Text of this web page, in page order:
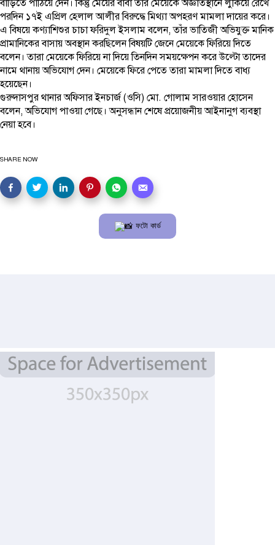
বাড়িতে পাঠিয়ে দেন। কিন্তু মেয়ের বাবা তার মেয়েকে অজ্ঞাতস্থানে লুকিয়ে রেখে
পরদিন ১৭ই এপ্রিল হেলাল আলীর বিরুদ্ধে মিথ্যা অপহরণ মামলা দায়ের করে।
এ বিষয়ে কণ্যাশিশুর চাচা ফরিদুল ইসলাম বলেন, তাঁর ভাতিজী অভিযুক্ত মানিক
প্রামানিকের বাসায় অবস্থান করছিলেন বিষয়টি জেনে মেয়েকে ফিরিয়ে দিতে
বলেন। তারা মেয়েকে ফিরিয়ে না দিয়ে তিনদিন সময়ক্ষেপন করে উল্টো তাদের
নামে থানায় অভিযোগ দেন। মেয়েকে ফিরে পেতে তারা মামলা দিতে বাধ্য
হয়েছেন।
গুরুদাসপুর থানার অফিসার ইনচার্জ (ওসি) মো. গোলাম সারওয়ার হোসেন
বলেন, অভিযোগ পাওয়া গেছে। অনুসন্ধান শেষে প্রয়োজনীয় আইনানুগ ব্যবস্থা
নেয়া হবে।
SHARE NOW
ফটো কার্ড